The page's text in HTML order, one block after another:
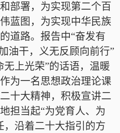
部署，为实现第二个百
蓝图，为实现中华民族
道路。报告中“奋发有
油干，义无反顾向前行”
无上光荣”的话语，温暖
为一名思想政治理论课
十大精神，积极宣讲二
担当起“为党育人、为
，沿着二十大指引的方